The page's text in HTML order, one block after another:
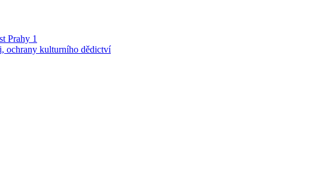
Prahy 1
ochrany kulturního dědictví